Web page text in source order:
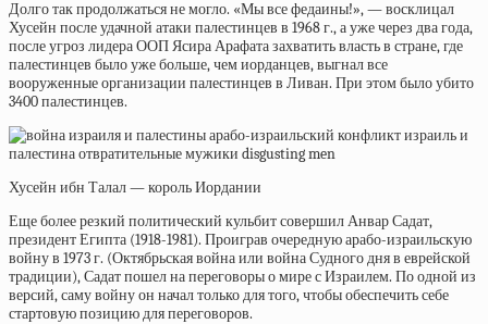
Долго так продолжаться не могло. «Мы все федаины!», — восклицал
Хусейн после удачной атаки палестинцев в 1968 г., а уже через два года,
после угроз лидера ООП Ясира Арафата захватить власть в стране, где
палестинцев было уже больше, чем иорданцев, выгнал все
вооруженные организации палестинцев в Ливан. При этом было убито
3400 палестинцев.
Хусейн ибн Талал — король Иордании
Еще более резкий политический кульбит совершил Анвар Садат,
президент Египта (1918-1981). Проиграв очередную арабо-израильскую
войну в 1973 г. (Октябрьская война или война Судного дня в еврейской
традиции), Садат пошел на переговоры о мире с Израилем. По одной из
версий, саму войну он начал только для того, чтобы обеспечить себе
стартовую позицию для переговоров.